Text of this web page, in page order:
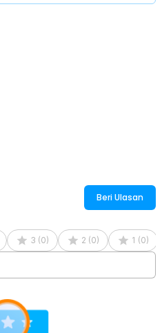
Beri Ulasan
3 (0) 2 (0) 1 (0)